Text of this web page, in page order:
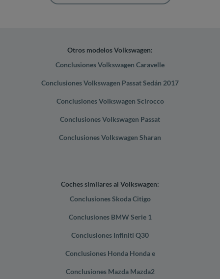
Otros modelos Volkswagen:
Conclusiones Volkswagen Caravelle
Conclusiones Volkswagen Passat Sedán 2017
Conclusiones Volkswagen Scirocco
Conclusiones Volkswagen Passat
Conclusiones Volkswagen Sharan
Coches similares al Volkswagen:
Conclusiones Skoda Citigo
Conclusiones BMW Serie 1
Conclusiones Infiniti Q30
Conclusiones Honda Honda e
Conclusiones Mazda Mazda2